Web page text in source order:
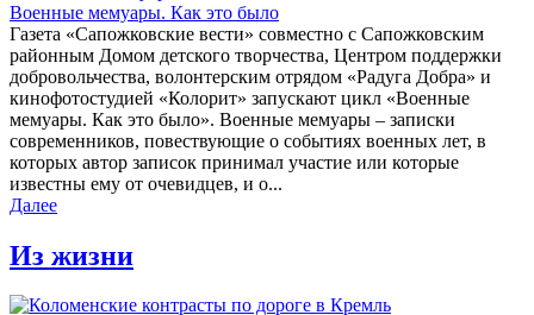
Военные мемуары. Как это было
Газета «Сапожковские вести» совместно с Сапожковским
районным Домом детского творчества, Центром поддержки
добровольчества, волонтерским отрядом «Радуга Добра» и
кинофотостудией «Колорит» запускают цикл «Военные
мемуары. Как это было». Военные мемуары – записки
современников, повествующие о событиях военных лет, в
которых автор записок принимал участие или которые
известны ему от очевидцев, и о...
Далее
Из жизни